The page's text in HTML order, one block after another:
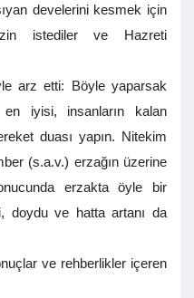
develerini kesmek için
istediler ve Hazreti
arz etti: Böyle yaparsak
iyisi, insanların kalan
duası yapın. Nitekim
(s.a.v.) erzağın üzerine
erzakta öyle bir
doydu ve hatta artanı da
ve rehberlikler içeren